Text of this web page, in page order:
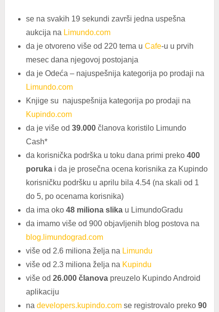
se na svakih 19 sekundi završi jedna uspešna
aukcija na Limundo.com
da je otvoreno više od 220 tema u Cafe-u u prvih
mesec dana njegovoj postojanja
da je Odeća – najuspešnija kategorija po prodaji na
Limundo.com
Knjige su najuspešnija kategorija po prodaji na
Kupindo.com
da je više od 39.000članova koristilo Limundo
Cash*
da korisnička podrška u toku dana primi preko 400
porukai da je prosečna ocena korisnika za Kupindo
korisničku podršku u aprilu bila 4.54 (na skali od 1
do 5, po ocenama korisnika)
da ima oko 48 miliona slikau LimundoGradu
da imamo više od 900 objavljenih blog postova na
blog.limundograd.com
više od 2.6 miliona želja na Limundu
više od 2.3 miliona želja na Kupindu
više od 26.000 članovapreuzelo Kupindo Android
aplikaciju
na developers.kupindo.comse registrovalo preko 90